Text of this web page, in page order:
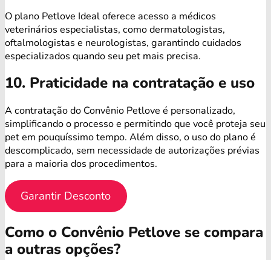
O plano Petlove Ideal oferece acesso a médicos
veterinários especialistas, como dermatologistas,
oftalmologistas e neurologistas, garantindo cuidados
especializados quando seu pet mais precisa.
10. Praticidade na contratação e uso
A contratação do Convênio Petlove é personalizado,
simplificando o processo e permitindo que você proteja seu
pet em pouquíssimo tempo. Além disso, o uso do plano é
descomplicado, sem necessidade de autorizações prévias
para a maioria dos procedimentos.
Garantir Desconto
Como o Convênio Petlove se compara
a outras opções?